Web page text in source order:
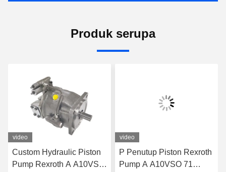
Produk serupa
video
Custom Hydraulic Piston
Pump Rexroth A A10VSO
video
P Penutup Piston Rexroth
Pump A A10VSO 71